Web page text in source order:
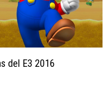
del E3 2016